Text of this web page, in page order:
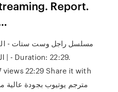
views 22:29 Share it with